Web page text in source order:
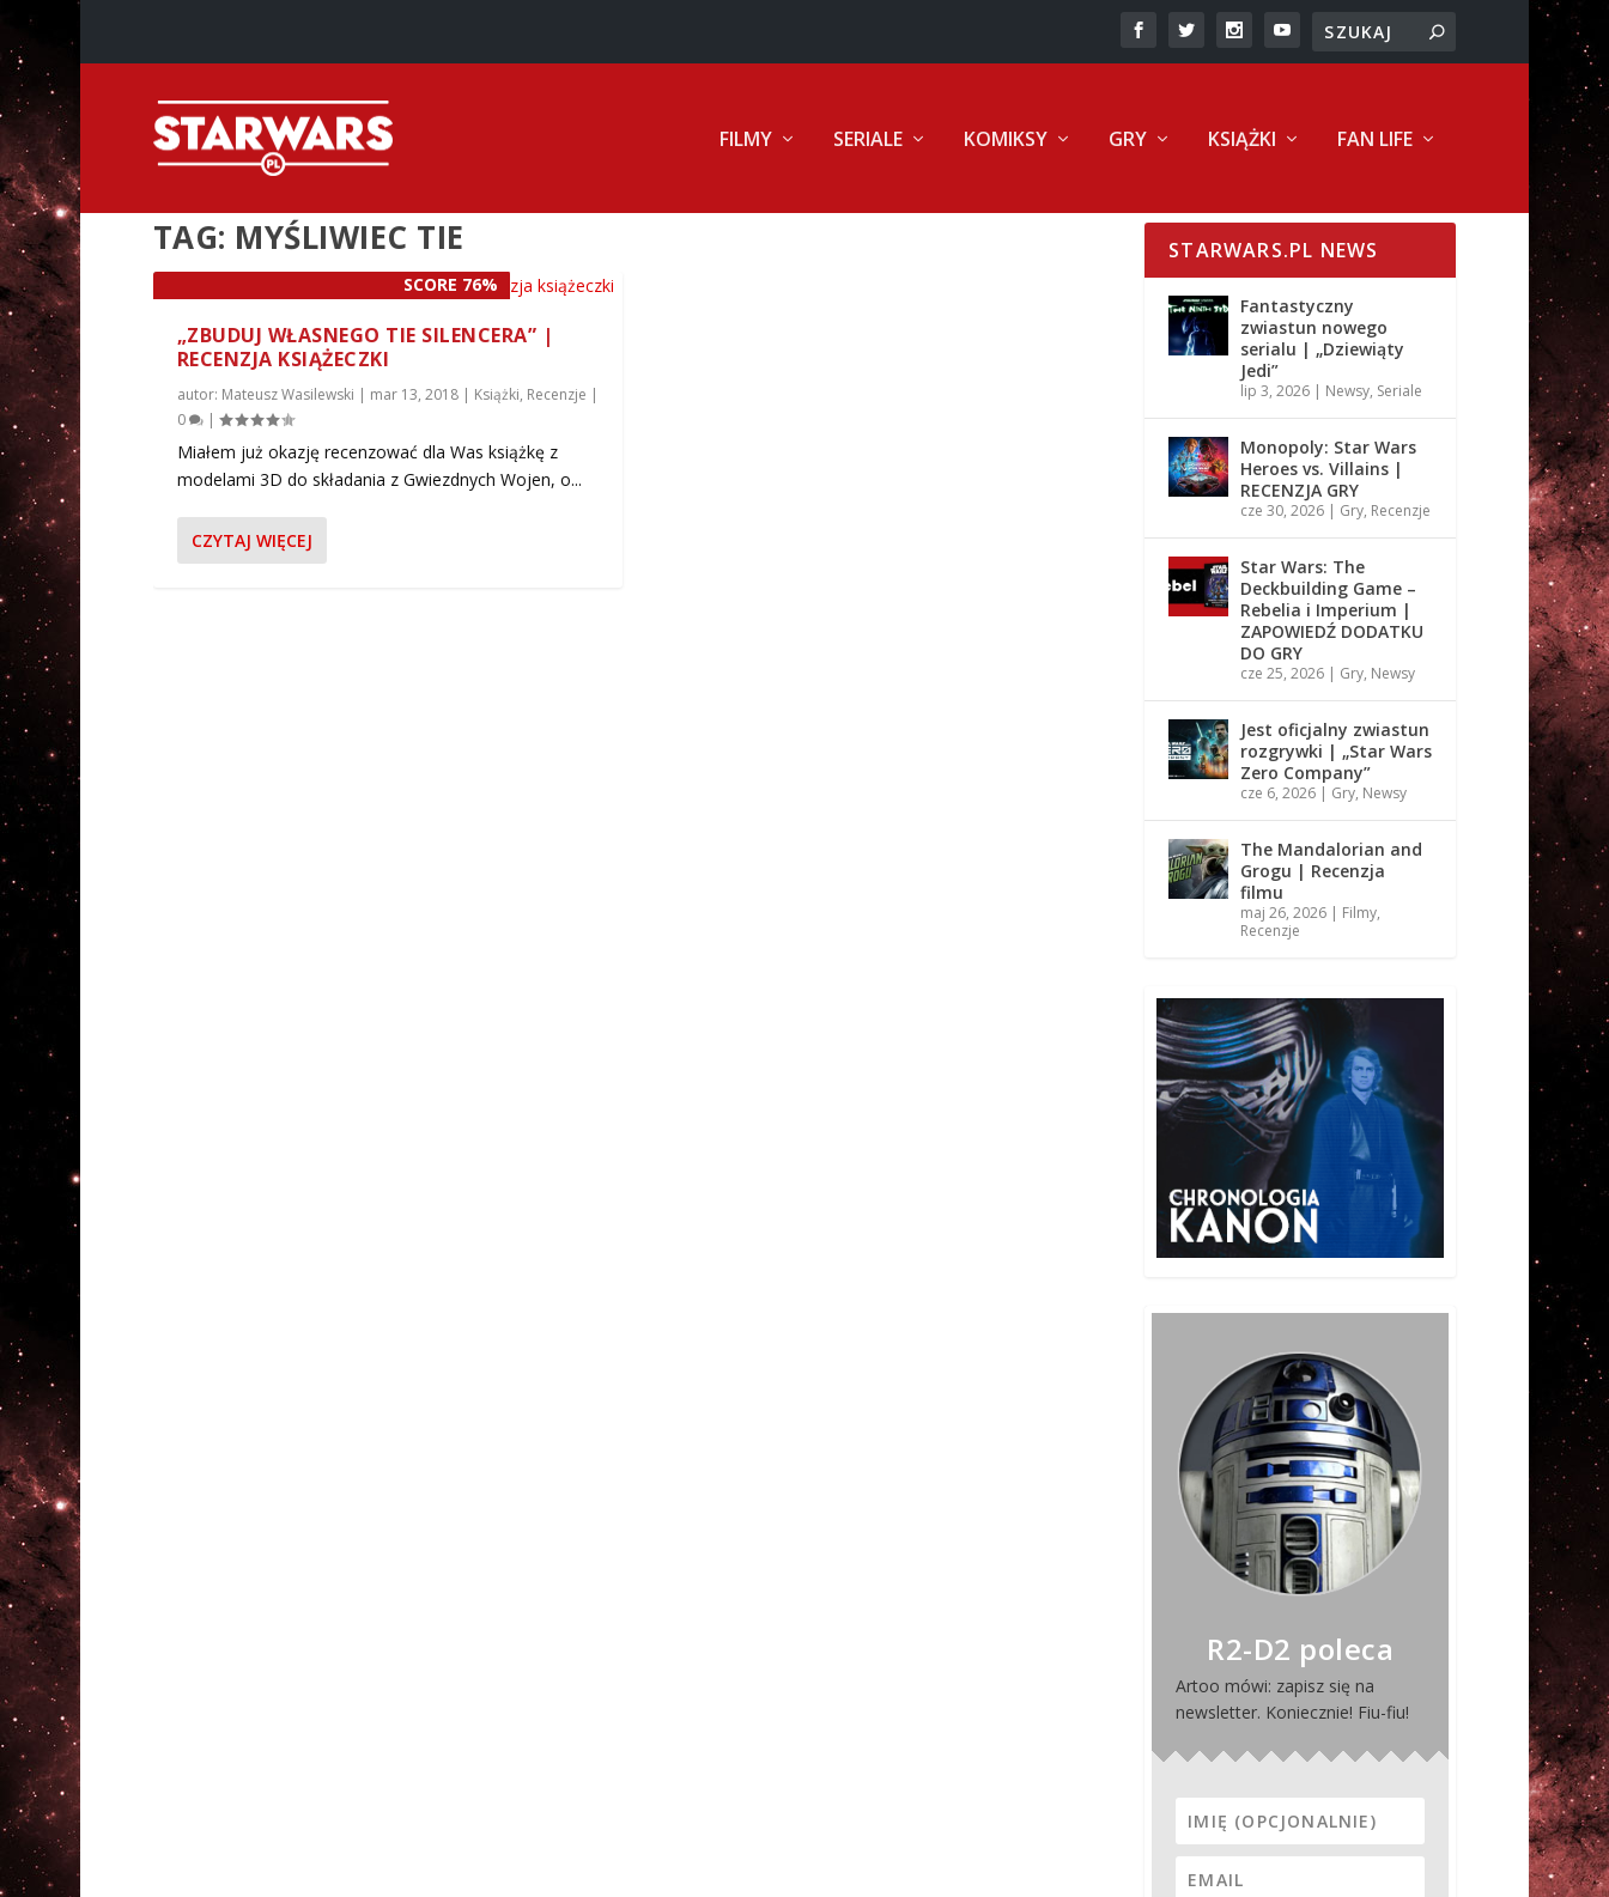
FILMY SERIALE KOMIKSY GRY KSIĄŻKI FAN LIFE
TAG: MYŚLIWIEC TIE
SCORE 76%
„ZBUDUJ WŁASNEGO TIE SILENCERA” |
RECENZJA KSIĄŻECZKI
autor: Mateusz Wasilewski | mar 13, 2018| Książki, Recenzje |
0
|
Miałem już okazję recenzować dla Was książkę z
modelami 3D do składania z Gwiezdnych Wojen, o...
CZYTAJ WIĘCEJ
STARWARS.PL NEWS
Fantastyczny
zwiastun nowego
serialu | „Dziewiąty
Jedi”
lip 3, 2026 | Newsy, Seriale
Monopoly: Star Wars
Heroes vs. Villains |
RECENZJA GRY
cze 30, 2026 | Gry, Recenzje
Star Wars: The
Deckbuilding Game –
Rebelia i Imperium |
ZAPOWIEDŹ DODATKU
DO GRY
cze 25, 2026 | Gry, Newsy
Jest oficjalny zwiastun
rozgrywki | „Star Wars
Zero Company”
cze 6, 2026 | Gry, Newsy
The Mandalorian and
Grogu | Recenzja
filmu
maj 26, 2026 | Filmy,
Recenzje
R2-D2 poleca
Artoo mówi: zapisz się na
newsletter. Koniecznie! Fiu-fiu!